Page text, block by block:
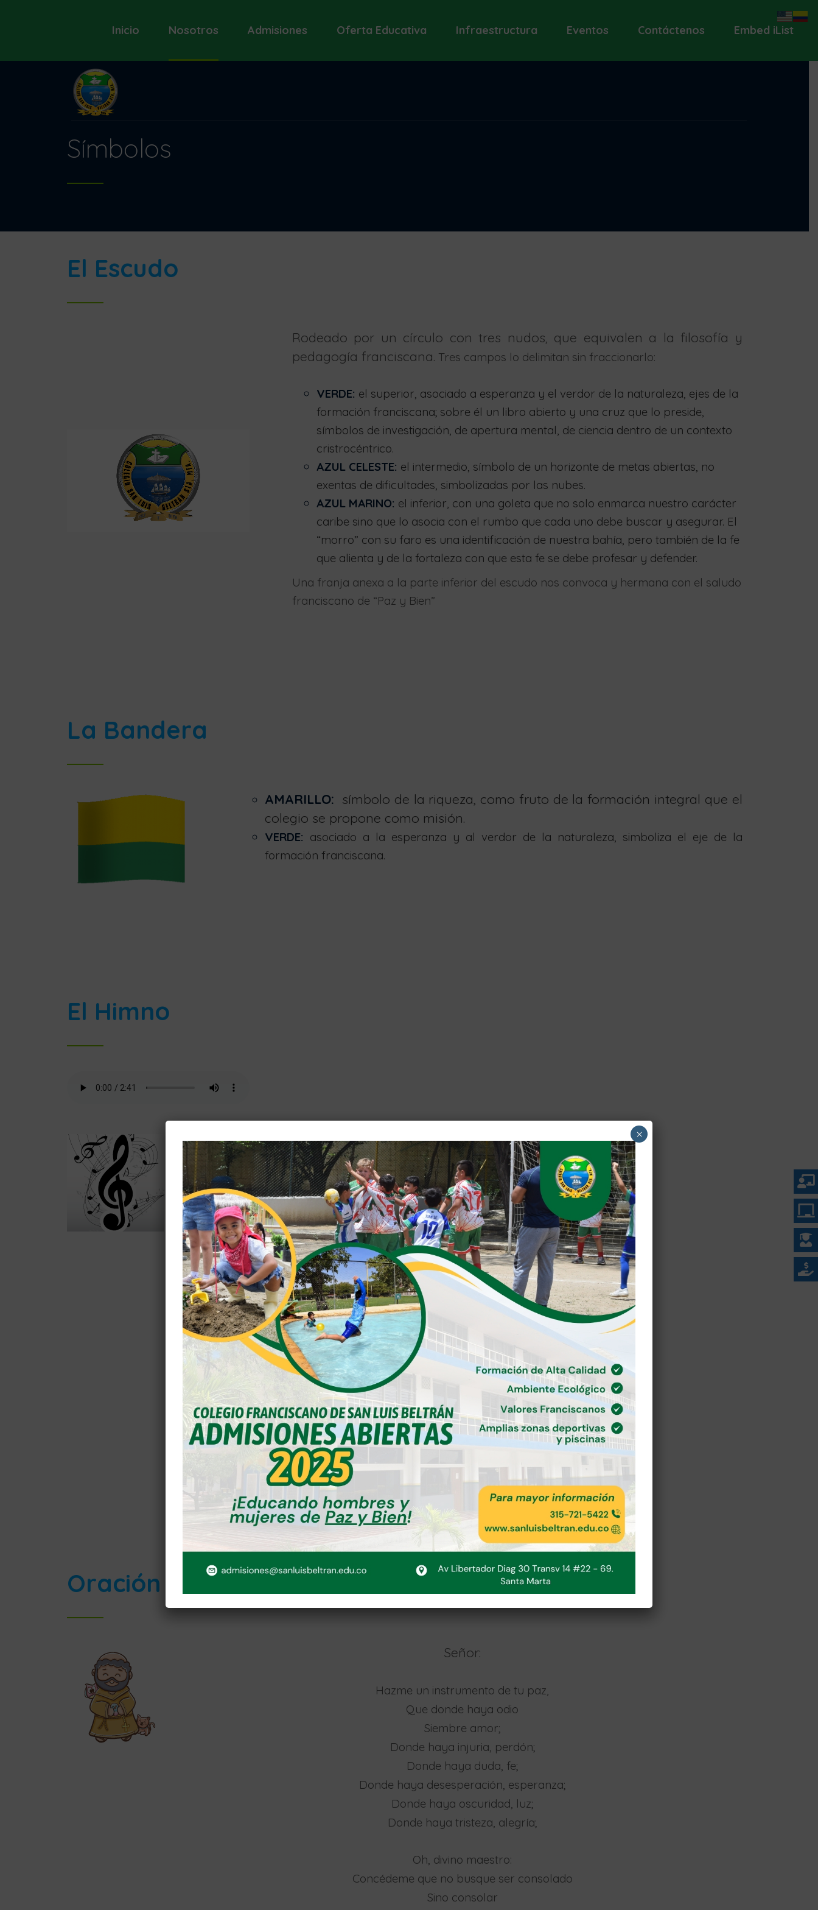
Inicio Nosotros Admisiones Oferta Educativa Infraestructura Eventos Contáctenos Embed iList
Símbolos
El Escudo
Rodeado por un círculo con tres nudos, que equivalen a la filosofía y
pedagogía franciscana. Tres campos lo delimitan sin fraccionarlo:
VERDE: el superior, asociado a esperanza y el verdor de la naturaleza, ejes de la
formación franciscana; sobre él un libro abierto y una cruz que lo preside,
símbolos de investigación, de apertura mental, de ciencia dentro de un contexto
cristrocéntrico.
AZUL CELESTE: el intermedio, símbolo de un horizonte de metas abiertas, no
exentas de dificultades, simbolizadas por las nubes.
AZUL MARINO: el inferior, con una goleta que no solo enmarca nuestro carácter
caribe sino que lo asocia con el rumbo que cada uno debe buscar y asegurar. El
“morro” con su faro es una identificación de nuestra bahía, pero también de la fe
que alienta y de la fortaleza con que esta fe se debe profesar y defender.
Una franja anexa a la parte inferior del escudo nos convoca y hermana con el saludo
franciscano de “Paz y Bien”
La Bandera
AMARILLO: símbolo de la riqueza, como fruto de la formación integral que el
colegio se propone como misión.
VERDE: asociado a la esperanza y al verdor de la naturaleza, simboliza el eje de la
formación franciscana.
El Himno
CORO
Con un himno triunfal de victoria
de la ciencia la Férvidad lid,
vista al frente radiante de gloria
juventudes samarias seguid. (BIS)
I
Valientes sigamos, la vida es un mar
surquémosle ansiando saber y triunfar
y al son de las olas alegres cantar,
será nuestro faro la eterna la eterna verdad.
II
Colombia sonriente nos mira avanzar
la sierra, la playa, los astros y el mar
y un noble futuro de paz y de amor,
la espada nos muestra del libertador.
Fr. JUAN DE J. ANAYA PRADA OFM.
Oración por la Paz
Señor:
Hazme un instrumento de tu paz,
Que donde haya odio
Siembre amor;
Donde haya injuria, perdón;
Donde haya duda, fe;
Donde haya desesperación, esperanza;
Donde haya oscuridad, luz;
Donde haya tristeza, alegría;
Oh, divino maestro:
Concédeme que no busque ser consolado
Sino consolar
×